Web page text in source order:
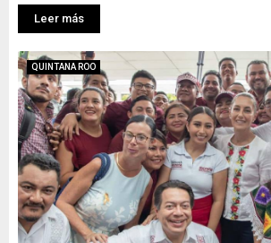
Leer más
QUINTANA ROO